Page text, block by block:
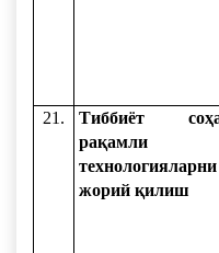
21.
Тиббиёт
рақамли
жорий қилиш